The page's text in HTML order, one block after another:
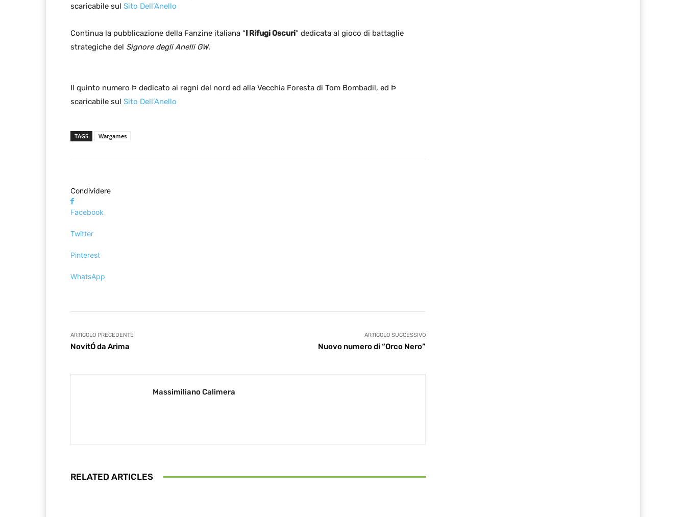
scaricabile sul Sito Dell’Anello
Continua la pubblicazione della Fanzine italiana “I Rifugi Oscuri” dedicata al gioco di battaglie
strategiche del Signore degli Anelli GW.
Il quinto numero Þ dedicato ai regni del nord ed alla Vecchia Foresta di Tom Bombadil, ed Þ
scaricabile sul Sito Dell’Anello
TAGS Wargames
Condividere
Facebook
Twitter
Pinterest
WhatsApp
ARTICOLO PRECEDENTE
NovitÓ da Arima
ARTICOLO SUCCESSIVO
Nuovo numero di “Orco Nero”
Massimiliano Calimera
RELATED ARTICLES